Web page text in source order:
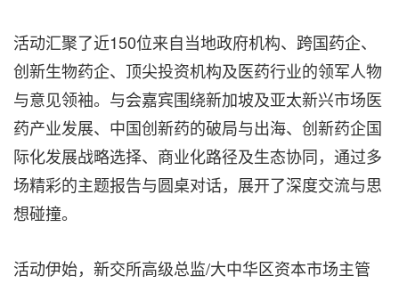
活动汇聚了近150位来自当地政府机构、跨国药企、
创新生物药企、顶尖投资机构及医药行业的领军人物
与意见领袖。与会嘉宾围绕新加坡及亚太新兴市场医
药产业发展、中国创新药的破局与出海、创新药企国
际化发展战略选择、商业化路径及生态协同，通过多
场精彩的主题报告与圆桌对话，展开了深度交流与思
想碰撞。
活动伊始，新交所高级总监/大中华区资本市场主管